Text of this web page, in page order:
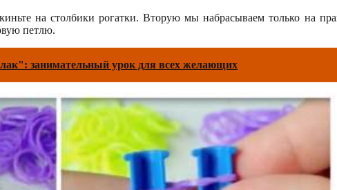
на столбики рогатки. Вторую мы набрасываем только на
петлю.
занимательный урок для всех желающих